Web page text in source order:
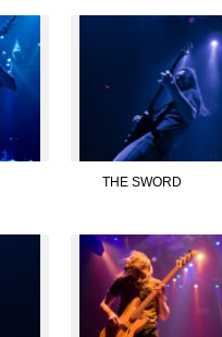
THE SWORD